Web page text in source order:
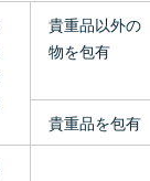
貴重品以外の
物を包有
貴重品を包有